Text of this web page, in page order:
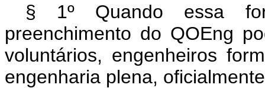
§ 1º Quando essa
preenchimento do QOEng
voluntários, engenheiros
engenharia plena,